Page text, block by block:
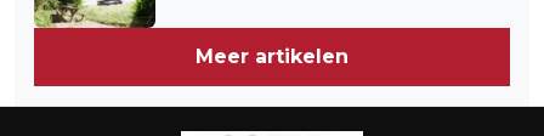
Meer artikelen